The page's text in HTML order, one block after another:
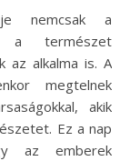
nemcsak a
a természet
az alkalma is. A
megtelnek
akik
Ez a nap
az emberek